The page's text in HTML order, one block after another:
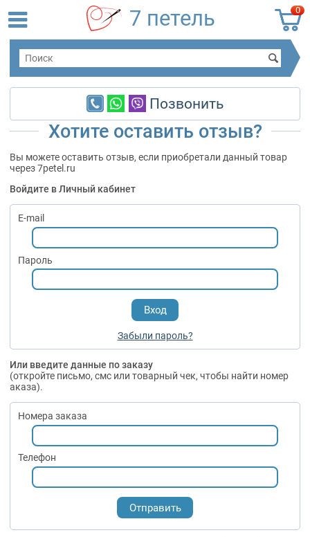
0
7 петель
Позвонить
Хотите оставить отзыв?
Вы можете оставить отзыв, если приобретали данный товар
через 7petel.ru
Войдите в Личный кабинет
E-mail
Пароль
Забыли пароль?
Или введите данные по заказу
(откройте письмо, смс или товарный чек, чтобы найти номер
аказа).
Номера заказа
Телефон